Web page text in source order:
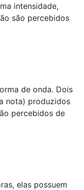
intensidade,
são percebidos
de onda. Dois
nota) produzidos
percebidos de
elas possuem